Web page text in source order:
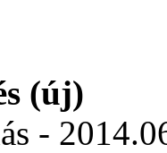
(új)
-